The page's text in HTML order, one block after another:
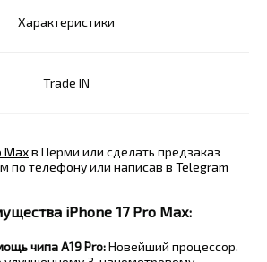
Характеристики
Trade IN
Maxв Перми или сделать предзаказ
по телефонуили написав в Telegram
iPhone 17 Pro Max:
чипа A19 Pro:Новейший процессор,